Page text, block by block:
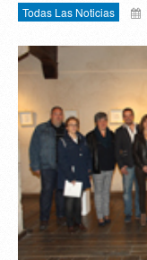
Todas Las Noticias